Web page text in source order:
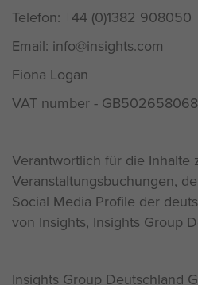
Telefon: +44 (0)1382 908050
Email: info@insights.com
Fiona Logan
VAT number - GB502658068
Verantwortlich für die Inhalte
Veranstaltungsbuchungen,
Social Media Profile der
von Insights, Insights Group
Insights Group Deutschland